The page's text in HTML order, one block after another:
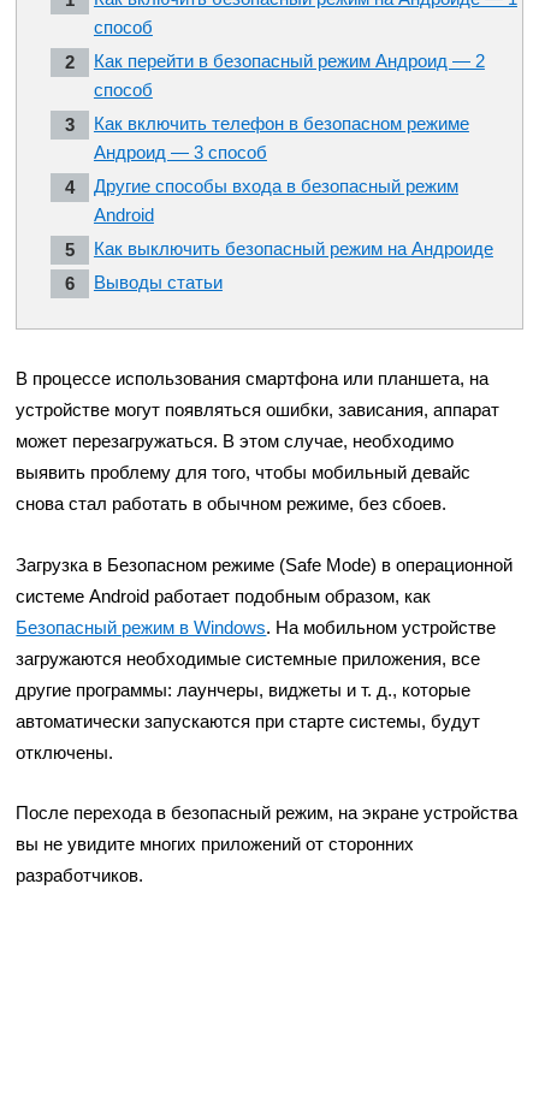
способ
Как перейти в безопасный режим Андроид — 2
способ
Как включить телефон в безопасном режиме
Андроид — 3 способ
Другие способы входа в безопасный режим
Android
Как выключить безопасный режим на Андроиде
Выводы статьи
В процессе использования смартфона или планшета, на
устройстве могут появляться ошибки, зависания, аппарат
может перезагружаться. В этом случае, необходимо
выявить проблему для того, чтобы мобильный девайс
снова стал работать в обычном режиме, без сбоев.
Загрузка в Безопасном режиме (Safe Mode) в операционной
системе Android работает подобным образом, как
Безопасный режим в Windows. На мобильном устройстве
загружаются необходимые системные приложения, все
другие программы: лаунчеры, виджеты и т. д., которые
автоматически запускаются при старте системы, будут
отключены.
После перехода в безопасный режим, на экране устройства
вы не увидите многих приложений от сторонних
разработчиков.